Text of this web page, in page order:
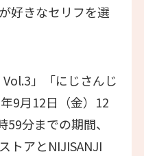
好きなセリフを選
Vol.3」「にじさんじ
9月12日（金）12
分までの期間、
トアとNIJISANJI